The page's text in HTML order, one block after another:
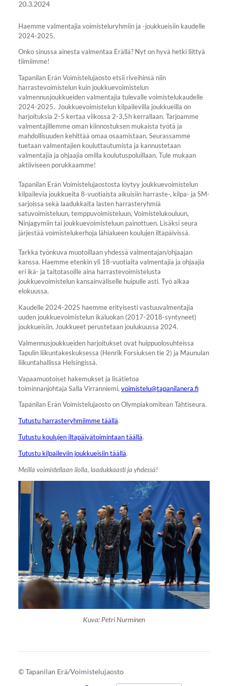
20.3.2024
Haemme valmentajia voimisteluryhmiin ja -joukkueisiin kaudelle
2024-2025.
Onko sinussa ainesta valmentaa Erällä? Nyt on hyvä hetki liittyä
tiimiimme!
Tapanilan Erän Voimistelujaosto etsii riveihinsä niin
harrastevoimistelun kuin joukkuevoimistelun
valmennusjoukkueiden valmentajia tulevalle voimistelukaudelle
2024-2025. Joukkuevoimistelun kilpailevilla joukkueilla on
harjoituksia 2-5 kertaa viikossa 2-3,5h kerrallaan. Tarjoamme
valmentajillemme oman kiinnostuksen mukaista työtä ja
mahdollisuuden kehittää omaa osaamistaan. Seurassamme
tuetaan valmentajien kouluttautumista ja kannustetaan
valmentajia ja ohjaajia omilla koulutuspoluillaan. Tule mukaan
aktiiviseen porukkaamme!
Tapanilan Erän Voimistelujaostosta löytyy joukkuevoimistelun
kilpailevia joukkueita 8-vuotiaista aikuisiin harraste-, kilpa- ja SM-
sarjoissa sekä laadukkaita lasten harrasteryhmiä
satuvoimisteluun, temppuvoimisteluun, Voimistelukouluun,
Ninjagymiin tai joukkuevoimisteluun painottuen. Lisäksi seura
järjestää voimistelukerhoja lähialueen koulujen iltapäivissä.
Tarkka työnkuva muotoillaan yhdessä valmentajan/ohjaajan
kanssa. Haemme etenkin yli 18-vuotiaita valmentajia ja ohjaajia
eri ikä- ja taitotasoille aina harrastevoimistelusta
joukkuevoimistelun kansainväliselle huipulle asti. Työ alkaa
elokuussa.
Kaudelle 2024-2025 haemme erityisesti vastuuvalmentajia
uuden joukkuevoimistelun ikäluokan (2017-2018-syntyneet)
joukkueisiin. Joukkueet perustetaan joulukuussa 2024.
Valmennusjoukkueiden harjoitukset ovat huippuolosuhteissa
Tapulin liikuntakeskuksessa (Henrik Forsiuksen tie 2) ja Maunulan
liikuntahallissa Helsingissä.
Vapaamuotoiset hakemukset ja lisätietoa
toiminnanjohtaja Salla Virranniemi, voimistelu@tapanilanera.fi
Tapanilan Erän Voimistelujaosto on Olympiakomitean Tähtiseura.
Tutustu harrasteryhmiimme täällä.
Tutustu koulujen iltapäivätoimintaan täällä.
Tutustu kilpaileviin joukkueisiin täällä.
Meillä voimistellaan ilolla, laadukkaasti ja yhdessä!
Kuva: Petri Nurminen
©Tapanilan Erä/Voimistelujaosto